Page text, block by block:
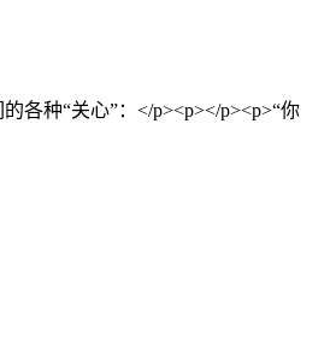
各种“关心”：</p><p></p><p>“你